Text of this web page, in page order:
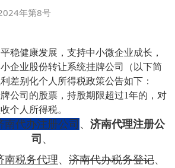
年第8号
健康发展，支持中小微企业成长，
企业股份转让系统挂牌公司（以下简
差别化个人所得税政策公告如下：
司的股票，持股期限超过1年的，对
个人所得税。
南代办注册公司 、 济南代理注册公
司 、
南税务代理、 济南代办税务登记、